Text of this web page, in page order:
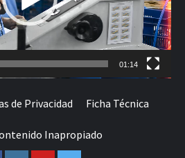
01:14
de Privacidad Ficha Técnica
Inapropiado